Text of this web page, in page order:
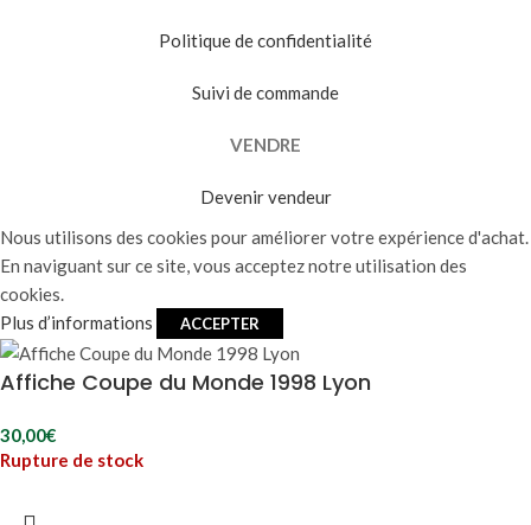
Politique de confidentialité
Suivi de commande
VENDRE
Devenir vendeur
Nous utilisons des cookies pour améliorer votre expérience d'achat.
En naviguant sur ce site, vous acceptez notre utilisation des
cookies.
Plus d’informations
ACCEPTER
Affiche Coupe du Monde 1998 Lyon
30,00€
Rupture de stock